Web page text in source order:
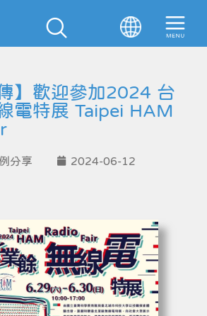
】歡迎參加2024 台
電特展 Taipei HAM
分享 2024-06-12